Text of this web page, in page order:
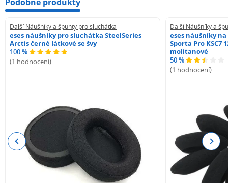
Další Náušníky a špunty pro sluchátka
eses náušníky pro sluchátka SteelSeries
Arctis černé látkové se švy
100 %
(1 hodnocení)
Další Náušníky a
eses náušníky
Sporta Pro KSC7
molitanové
50 %
(1 hodnocení)
Previous Next